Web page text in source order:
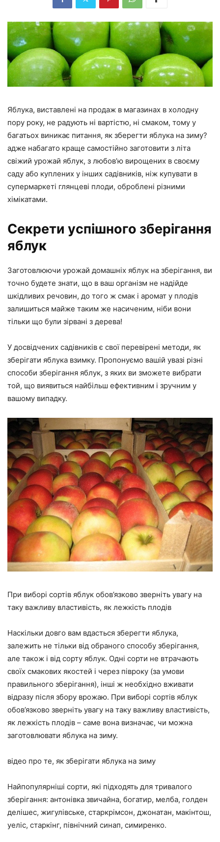
Яблука, виставлені на продаж в магазинах в холодну
пору року, не радують ні вартістю, ні смаком, тому у
багатьох виникає питання, як зберегти яблука на зиму?
адже набагато краще самостійно заготовити з літа
свіжий урожай яблук, з любов’ю вирощених в своєму
саду або куплених у інших садівників, ніж купувати в
супермаркеті глянцеві плоди, оброблені різними
хімікатами.
Секрети успішного зберігання
яблук
Заготовлюючи урожай домашніх яблук на зберігання, ви
точно будете знати, що в ваш організм не надійде
шкідливих речовин, до того ж смак і аромат у плодів
залишиться майже таким же насиченим, ніби вони
тільки що були зірвані з дерева!
У досвідчених садівників є свої перевірені методи, як
зберігати яблука взимку. Пропонуємо вашій увазі різні
способи зберігання яблук, з яких ви зможете вибрати
той, що виявиться найбільш ефективним і зручним у
вашому випадку.
При виборі сортів яблук обов’язково зверніть увагу на
таку важливу властивість, як лежкість плодів
Наскільки довго вам вдасться зберегти яблука,
залежить не тільки від обраного способу зберігання,
але також і від сорту яблук. Одні сорти не втрачають
своїх смакових якостей і через півроку (за умови
правильного зберігання), інші ж необхідно вживати
відразу після збору врожаю. При виборі сортів яблук
обов’язково зверніть увагу на таку важливу властивість,
як лежкість плодів – саме вона визначає, чи можна
заготовлювати яблука на зиму.
відео про те, як зберігати яблука на зиму
Найпопулярніші сорти, які підходять для тривалого
зберігання: антонівка звичайна, богатир, мелба, голден
делішес, жигулівське, старкрімсон, джонатан, макінтош,
уеліс, старкінг, північний синап, симиренко.